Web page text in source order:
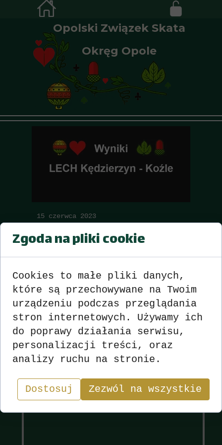
Opolski Związek Skata
Okręg Opole
Wyniki Sekcja
15 czerwca 2023
XII OTWARTY TURNIEJ SKATA
Wyniki>>> zobacz <<<
"W skacie wygrywa nie ten, kto ma najlepsze karty,
Zgoda na pliki cookie
Cookies to małe pliki danych,
które są przechowywane na Twoim
urządzeniu podczas przeglądania
stron internetowych. Używamy ich
do poprawy działania serwisu,
personalizacji treści, oraz
analizy ruchu na stronie.
Dostosuj Zezwól na wszystkie